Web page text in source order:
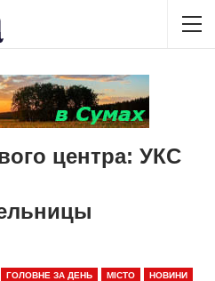
центра: УКС
ГОЛОВНЕ ЗА ДЕНЬ МІСТО НОВИНИ